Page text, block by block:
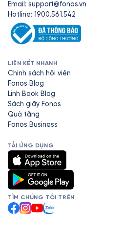
Email: support@fonos.vn
Hotline: 1900.561.542
LIÊN KẾT NHANH
Chính sách hội viên
Fonos Blog
Linh Book Blog
Sách giấy Fonos
Quà tặng
Fonos Business
TẢI ỨNG DỤNG
TÌM CHÚNG TÔI TRÊN
Facebook
Instagram
YouTube
Zalo